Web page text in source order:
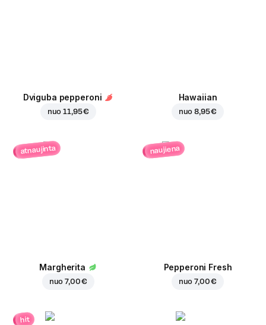
Dviguba pepperoni
nuo11,95 €
Hawaiian
nuo8,95 €
atnaujinta
Margherita
nuo7,00 €
naujiena
Pepperoni Fresh
nuo7,00 €
hit